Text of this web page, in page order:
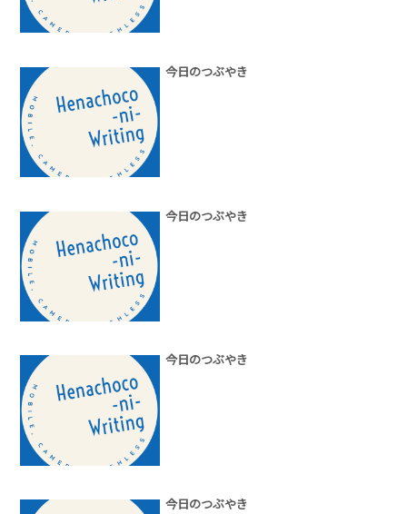
今日のつぶやき
今日のつぶやき
今日のつぶやき
今日のつぶやき